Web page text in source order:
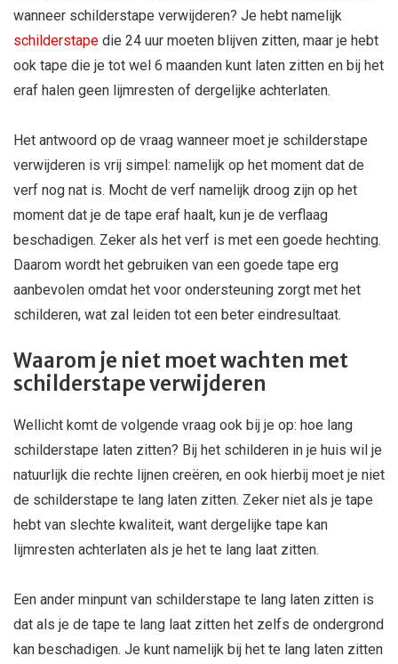
wanneer schilderstape verwijderen? Je hebt namelijk
schilderstape die 24 uur moeten blijven zitten, maar je hebt
ook tape die je tot wel 6 maanden kunt laten zitten en bij het
eraf halen geen lijmresten of dergelijke achterlaten.
Het antwoord op de vraag wanneer moet je schilderstape
verwijderen is vrij simpel: namelijk op het moment dat de
verf nog nat is. Mocht de verf namelijk droog zijn op het
moment dat je de tape eraf haalt, kun je de verflaag
beschadigen. Zeker als het verf is met een goede hechting.
Daarom wordt het gebruiken van een goede tape erg
aanbevolen omdat het voor ondersteuning zorgt met het
schilderen, wat zal leiden tot een beter eindresultaat.
Waarom je niet moet wachten met
schilderstape verwijderen
Wellicht komt de volgende vraag ook bij je op: hoe lang
schilderstape laten zitten? Bij het schilderen in je huis wil je
natuurlijk die rechte lijnen creëren, en ook hierbij moet je niet
de schilderstape te lang laten zitten. Zeker niet als je tape
hebt van slechte kwaliteit, want dergelijke tape kan
lijmresten achterlaten als je het te lang laat zitten.
Een ander minpunt van schilderstape te lang laten zitten is
dat als je de tape te lang laat zitten het zelfs de ondergrond
kan beschadigen. Je kunt namelijk bij het te lang laten zitten